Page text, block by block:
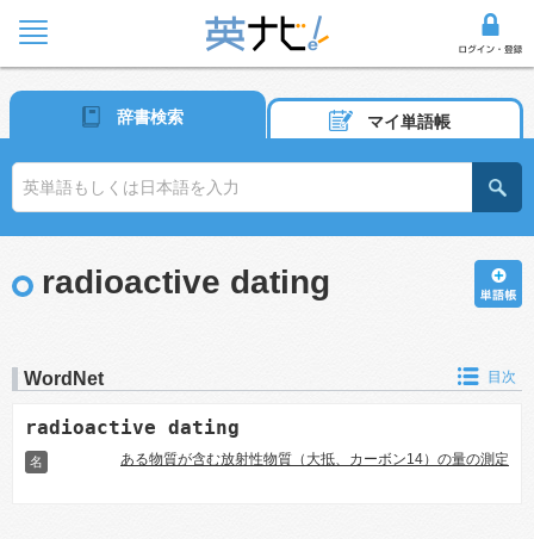
辞書検索 マイ単語帳
radioactive dating
WordNet 目次
radioactive dating
名 ある物質が含む放射性物質（大抵、カーボン14）の量の測定